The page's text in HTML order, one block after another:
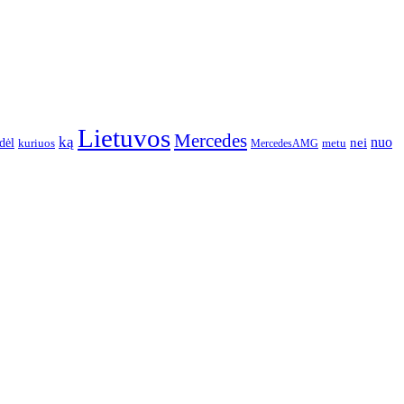
kuriuos ką LietuvosMercedes MercedesAMG metu nei nuo